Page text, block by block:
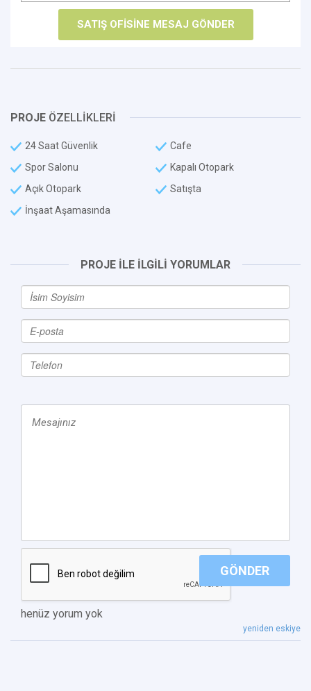
PROJE ÖZELLİKLERİ
24 Saat Güvenlik
Cafe
Spor Salonu
Kapalı Otopark
Açık Otopark
Satışta
İnşaat Aşamasında
PROJE İLE İLGİLİ YORUMLAR
GÖNDER
henüz yorum yok
yeniden eskiye